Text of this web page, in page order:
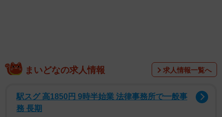
まいどなの求人情報 求人情報一覧へ
駅スグ 高1850円 9時半始業 法律事務所で一般事
務 長期